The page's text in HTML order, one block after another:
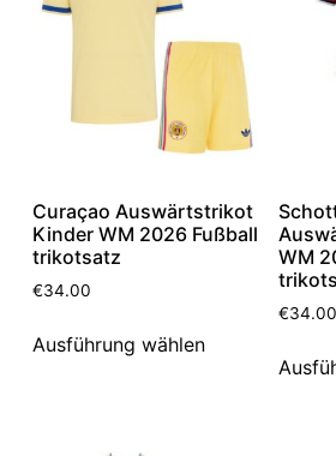
Curaçao Auswärtstrikot
Kinder WM 2026 Fußball
trikotsatz
€34.00
Ausführung wählen
WM
€34.00